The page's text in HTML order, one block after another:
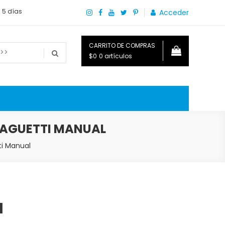
5 días Acceder
CARRITO DE COMPRAS
$0 0 artículos
MANUAL
Manual